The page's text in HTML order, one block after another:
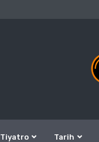
Tiyatro Tarih